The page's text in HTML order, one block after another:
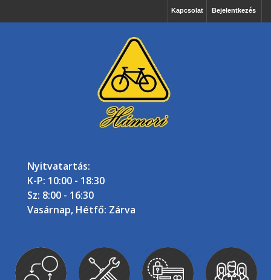
Bejelentkezés
Kapcsolat
Nyitvatartás:
K-P: 10:00 - 18:30
Sz: 8:00 - 16:30
Vasárnap, Hétfő: Zárva